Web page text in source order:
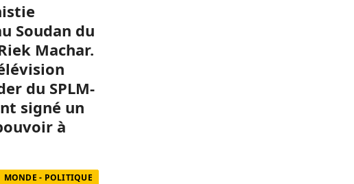
Soudan du
Machar.
du SPLM-
signé un
à
MONDE - POLITIQUE